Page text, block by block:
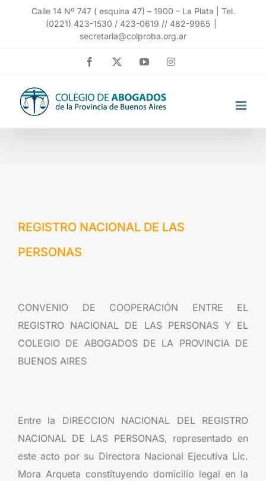
Calle 14 Nº 747 ( esquina 47) – 1900 – La Plata | Tel.
(0221) 423-1530 / 423-0619 // 482-9965
secretaria@colproba.org.ar
Facebook YouTubeInstagram
REGISTRO NACIONAL DE LAS
PERSONAS
CONVENIO DE COOPERACIÓN ENTRE EL
REGISTRO NACIONAL DE LAS PERSONAS Y EL
COLEGIO DE ABOGADOS DE LA PROVINCIA DE
BUENOS AIRES
Entre la DIRECCION NACIONAL DEL REGISTRO
NACIONAL DE LAS PERSONAS, representado en
este acto por su Directora Nacional Ejecutiva Lic.
Mora Arqueta constituyendo domicilio legal en la